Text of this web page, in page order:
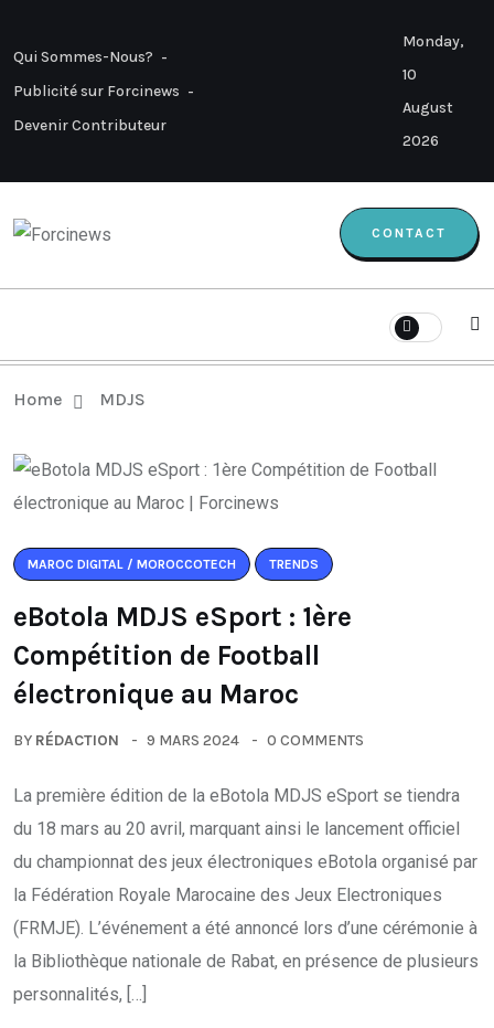
Qui Sommes-Nous?
Publicité sur Forcinews
Devenir Contributeur
Monday,
10
August
2026
CONTACT
Home MDJS
MAROC DIGITAL / MOROCCOTECH TRENDS
eBotola MDJS eSport : 1ère
Compétition de Football
électronique au Maroc
BY RÉDACTION 9 MARS 2024 0 COMMENTS
La première édition de la eBotola MDJS eSport se tiendra
du 18 mars au 20 avril, marquant ainsi le lancement officiel
du championnat des jeux électroniques eBotola organisé par
la Fédération Royale Marocaine des Jeux Electroniques
(FRMJE). L’événement a été annoncé lors d’une cérémonie à
la Bibliothèque nationale de Rabat, en présence de plusieurs
personnalités, […]